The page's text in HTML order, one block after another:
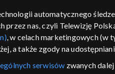
kontakt voucher
automatycznego
nas, czyli Telewizję
, w celach marketingowych (w
a także zgody na
serwisów zwanych